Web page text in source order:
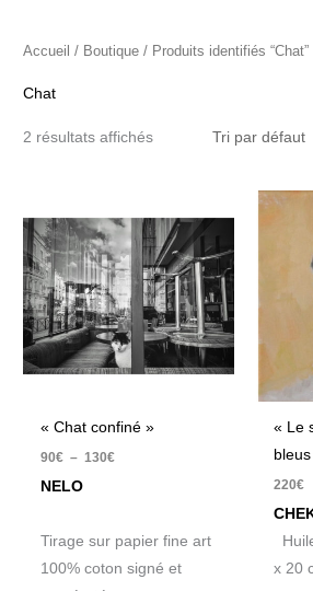
Accueil / Boutique / Produits identifiés “Chat”
Chat
2 résultats affichés
« Chat confiné »
90€ – 130€
de
prix :
90€
à
130€
NELO
Tirage sur papier fine art
100% coton signé et
« Le
220€
x 20